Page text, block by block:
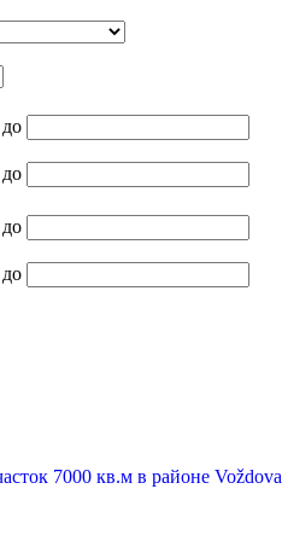
до
до
до
до
7000 кв.м в районе